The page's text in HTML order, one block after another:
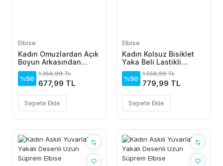
Elbise
Kadın Omuzlardan Açık
Boyun Arkasından
Bağcıklı Beli Lastikli
Kısa Süprem Elbise
%50
1.356,99 TL
677,99 TL
Sepete Ekle
Elbise
Kadın Kolsuz Bisiklet
Yaka Beli Lastikli
Desenli Süprem Elbise
%50
1.558,99 TL
779,99 TL
Sepete Ekle